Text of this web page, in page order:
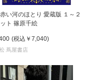
い河のほとり 愛蔵版 １～２
ト 篠原千絵
(税込 ￥7,040)
蔦屋書店